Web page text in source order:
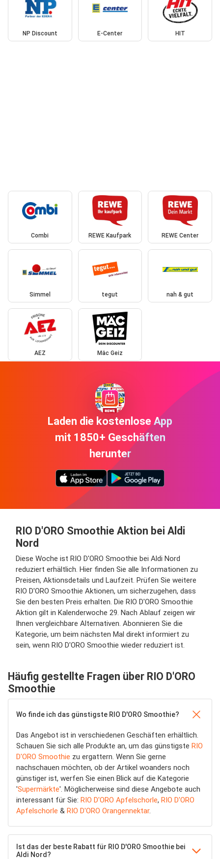
NP Discount E-Center HIT
Combi REWE Kaufpark REWE Center
Simmel tegut nah & gut
AEZ Mäc Geiz
Laden die kostenlose App
mit 1850+ Geschäften
herunter
RIO D'ORO Smoothie Aktion bei Aldi
Nord
Diese Woche ist RIO D'ORO Smoothie bei Aldi Nord
reduziert erhältlich. Hier finden Sie alle Informationen zu
Preisen, Aktionsdetails und Laufzeit. Prüfen Sie weitere
RIO D'ORO Smoothie Aktionen, um sicherzugehen, dass
Sie den besten Preis erhalten. Die RIO D'ORO Smoothie
Aktion gilt in Kalenderwoche 29. Nach Ablauf zeigen wir
Ihnen vergleichbare Alternativen. Abonnieren Sie die
Kategorie, um beim nächsten Mal direkt informiert zu
sein, wenn RIO D'ORO Smoothie wieder reduziert ist.
Häufig gestellte Fragen über RIO D'ORO
Smoothie
Wo finde ich das günstigste RIO D'ORO Smoothie?
Das Angebot ist in verschiedenen Geschäften erhältlich.
Schauen Sie sich alle Produkte an, um das günstigste RIO
D'ORO Smoothie zu ergattern. Wenn Sie gerne
nachschauen möchten, ob der Artikel woanders noch
günstiger ist, werfen Sie einen Blick auf die Kategorie
'Supermärkte'. Möglicherweise sind diese Angebote auch
interessant für Sie: RIO D'ORO Apfelschorle, RIO D'ORO
Apfelschorle & RIO D'ORO Orangennektar.
Ist das der beste Rabatt für RIO D'ORO Smoothie bei
Aldi Nord?